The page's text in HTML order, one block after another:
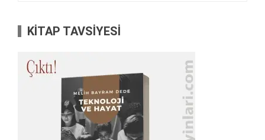
KİTAP TAVSİYESİ